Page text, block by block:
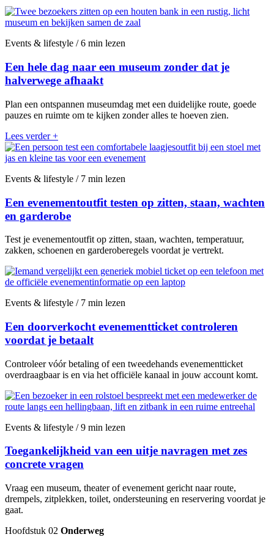
Events & lifestyle / 6 min lezen
Een hele dag naar een museum zonder dat je
halverwege afhaakt
Plan een ontspannen museumdag met een duidelijke route, goede
pauzes en ruimte om te kijken zonder alles te hoeven zien.
Lees verder+
Events & lifestyle / 7 min lezen
Een evenementoutfit testen op zitten, staan, wachten
en garderobe
Test je evenementoutfit op zitten, staan, wachten, temperatuur,
zakken, schoenen en garderoberegels voordat je vertrekt.
Events & lifestyle / 7 min lezen
Een doorverkocht evenementticket controleren
voordat je betaalt
Controleer vóór betaling of een tweedehands evenementticket
overdraagbaar is en via het officiële kanaal in jouw account komt.
Events & lifestyle / 9 min lezen
Toegankelijkheid van een uitje navragen met zes
concrete vragen
Vraag een museum, theater of evenement gericht naar route,
drempels, zitplekken, toilet, ondersteuning en reservering voordat je
gaat.
Hoofdstuk 02 Onderweg